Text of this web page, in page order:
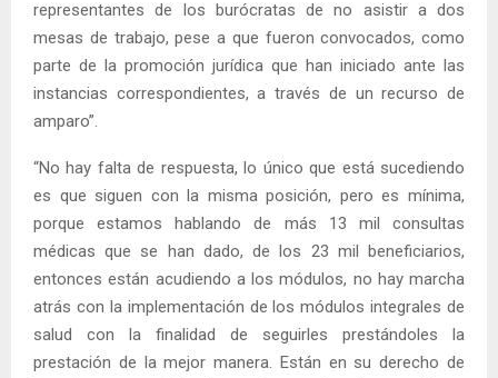
representantes de los burócratas de no asistir a dos
mesas de trabajo, pese a que fueron convocados, como
parte de la promoción jurídica que han iniciado ante las
instancias correspondientes, a través de un recurso de
amparo”.
“No hay falta de respuesta, lo único que está sucediendo
es que siguen con la misma posición, pero es mínima,
porque estamos hablando de más 13 mil consultas
médicas que se han dado, de los 23 mil beneficiarios,
entonces están acudiendo a los módulos, no hay marcha
atrás con la implementación de los módulos integrales de
salud con la finalidad de seguirles prestándoles la
prestación de la mejor manera. Están en su derecho de